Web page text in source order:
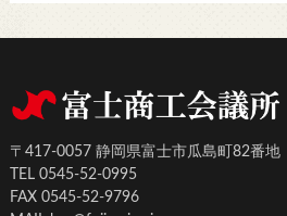
〒417-0057 静岡県富士市瓜島町82番地
TEL 0545-52-0995
FAX 0545-52-9796